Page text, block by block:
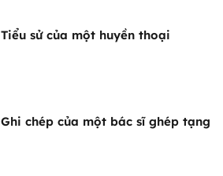
Tiểu sử của một huyền thoại
Ghi chép của một bác sĩ ghép tạng